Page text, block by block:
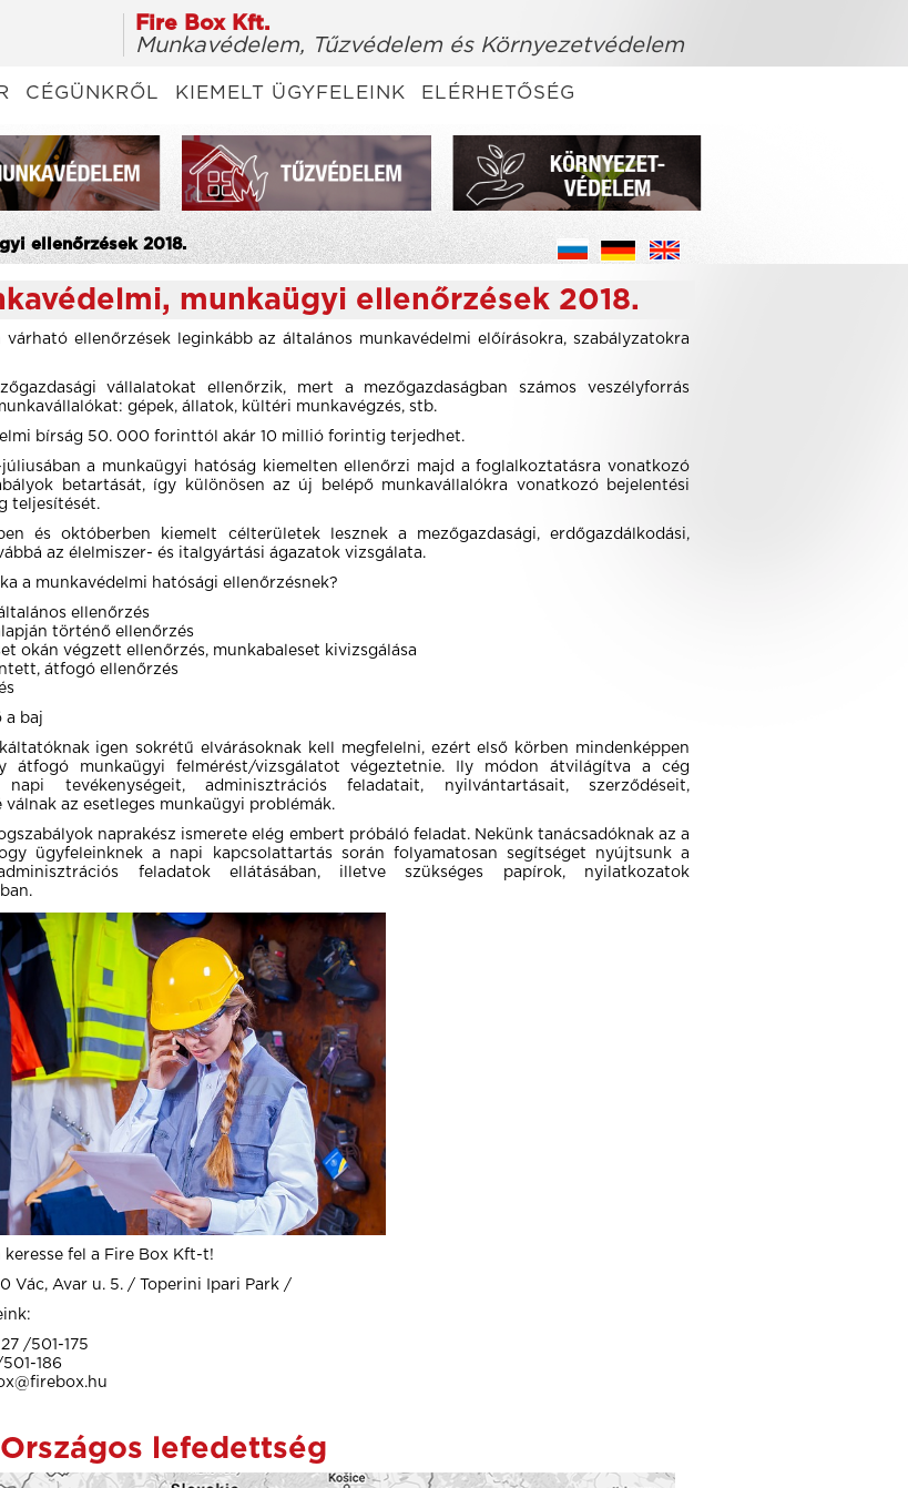
Fire Box Kft.
Munkavédelem, Tűzvédelem és Környezetvédelem
CÉGÜNKRŐL KIEMELT ÜGYFELEINK ELÉRHETŐSÉG
ellenőrzések 2018.
munkaügyi ellenőrzések 2018.
várható ellenőrzések leginkább az általános munkavédelmi előírásokra, szabályzatokra
vállalatokat ellenőrzik, mert a mezőgazdaságban számos veszélyforrás
gépek, állatok, kültéri munkavégzés, stb.
bírság 50. 000 forinttól akár 10 millió forintig terjedhet.
júliusában a munkaügyi hatóság kiemelten ellenőrzi majd a foglalkoztatásra vonatkozó
betartását, így különösen az új belépő munkavállalókra vonatkozó bejelentési
teljesítését.
és októberben kiemelt célterületek lesznek a mezőgazdasági, erdőgazdálkodási,
az élelmiszer- és italgyártási ágazatok vizsgálata.
a munkavédelmi hatósági ellenőrzésnek?
ellenőrzés
történő ellenőrzés
okán végzett ellenőrzés, munkabaleset kivizsgálása
átfogó ellenőrzés
a baj
igen sokrétű elvárásoknak kell megfelelni, ezért első körben mindenképpen
átfogó munkaügyi felmérést/vizsgálatot végeztetnie. Ily módon átvilágítva a cég
napi tevékenységeit, adminisztrációs feladatait, nyilvántartásait, szerződéseit,
válnak az esetleges munkaügyi problémák.
naprakész ismerete elég embert próbáló feladat. Nekünk tanácsadóknak az a
ügyfeleinknek a napi kapcsolattartás során folyamatosan segítséget nyújtsunk a
feladatok ellátásában, illetve szükséges papírok, nyilatkozatok
keresse fel a Fire Box Kft-t!
Vác, Avar u. 5. / Toperini Ipari Park /
/501-175
186
Országos lefedettség